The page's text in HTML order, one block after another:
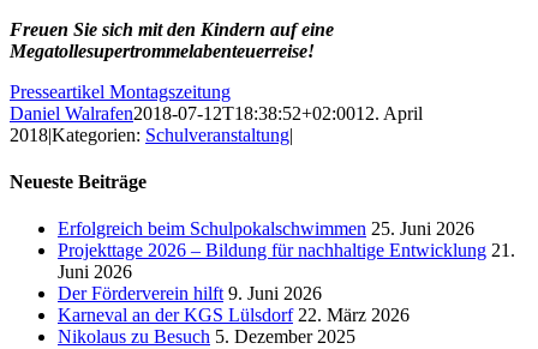
Freuen Sie sich mit den Kindern auf eine
Megatollesupertrommelabenteuerreise!
Presseartikel Montagszeitung
Daniel Walrafen2018-07-12T18:38:52+02:0012. April
2018|Kategorien: Schulveranstaltung|
Neueste Beiträge
Erfolgreich beim Schulpokalschwimmen 25. Juni 2026
Projekttage 2026 – Bildung für nachhaltige Entwicklung 21.
Juni 2026
Der Förderverein hilft 9. Juni 2026
Karneval an der KGS Lülsdorf 22. März 2026
Nikolaus zu Besuch 5. Dezember 2025